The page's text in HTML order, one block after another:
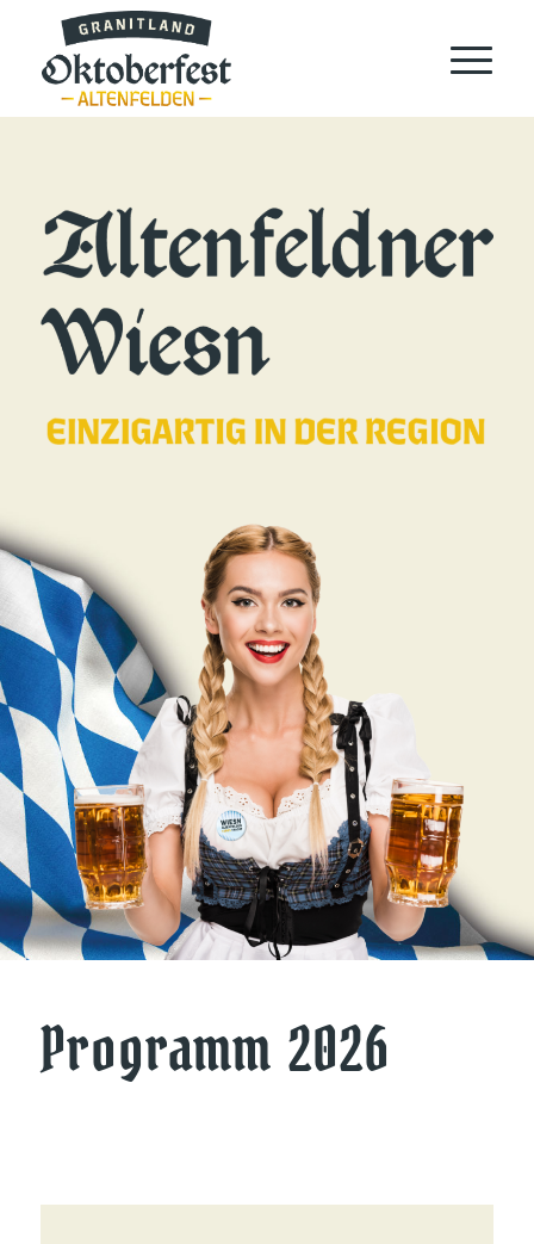
Programm 2026